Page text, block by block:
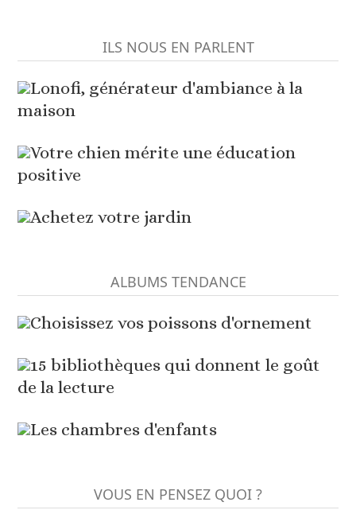
ILS NOUS EN PARLENT
Lonofi, générateur d'ambiance à la
maison
Votre chien mérite une éducation
positive
Achetez votre jardin
ALBUMS TENDANCE
Choisissez vos poissons d'ornement
15 bibliothèques qui donnent le goût
de la lecture
Les chambres d'enfants
VOUS EN PENSEZ QUOI ?